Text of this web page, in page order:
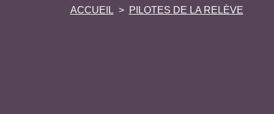
ACCUEIL PILOTES DE LA RELÈVE